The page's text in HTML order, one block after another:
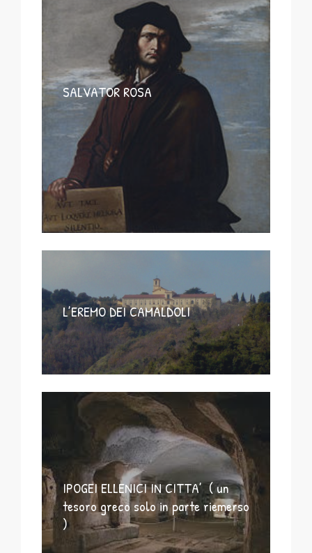
SALVATOR ROSA
L’EREMO DEI CAMALDOLI
IPOGEI ELLENICI IN CITTA’ ( un
tesoro greco solo in parte riemerso
)